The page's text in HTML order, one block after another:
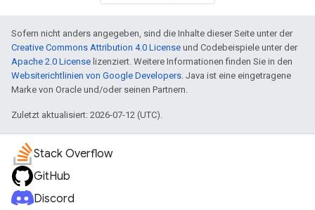
Sofern nicht anders angegeben, sind die Inhalte dieser Seite unter der
Creative Commons Attribution 4.0 License und Codebeispiele unter der
Apache 2.0 License lizenziert. Weitere Informationen finden Sie in den
Websiterichtlinien von Google Developers. Java ist eine eingetragene
Marke von Oracle und/oder seinen Partnern.
Zuletzt aktualisiert: 2026-07-12 (UTC).
Stack Overflow
GitHub
Discord